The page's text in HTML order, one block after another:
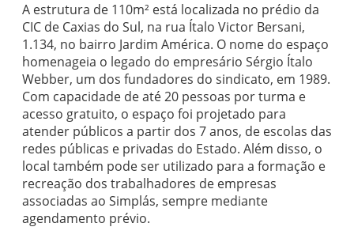
A estrutura de 110m² está localizada no prédio da
CIC de Caxias do Sul, na rua Ítalo Victor Bersani,
1.134, no bairro Jardim América. O nome do espaço
homenageia o legado do empresário Sérgio Ítalo
Webber, um dos fundadores do sindicato, em 1989.
Com capacidade de até 20 pessoas por turma e
acesso gratuito, o espaço foi projetado para
atender públicos a partir dos 7 anos, de escolas das
redes públicas e privadas do Estado. Além disso, o
local também pode ser utilizado para a formação e
recreação dos trabalhadores de empresas
associadas ao Simplás, sempre mediante
agendamento prévio.